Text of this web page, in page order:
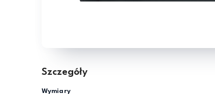
Szczegóły
Wymiary